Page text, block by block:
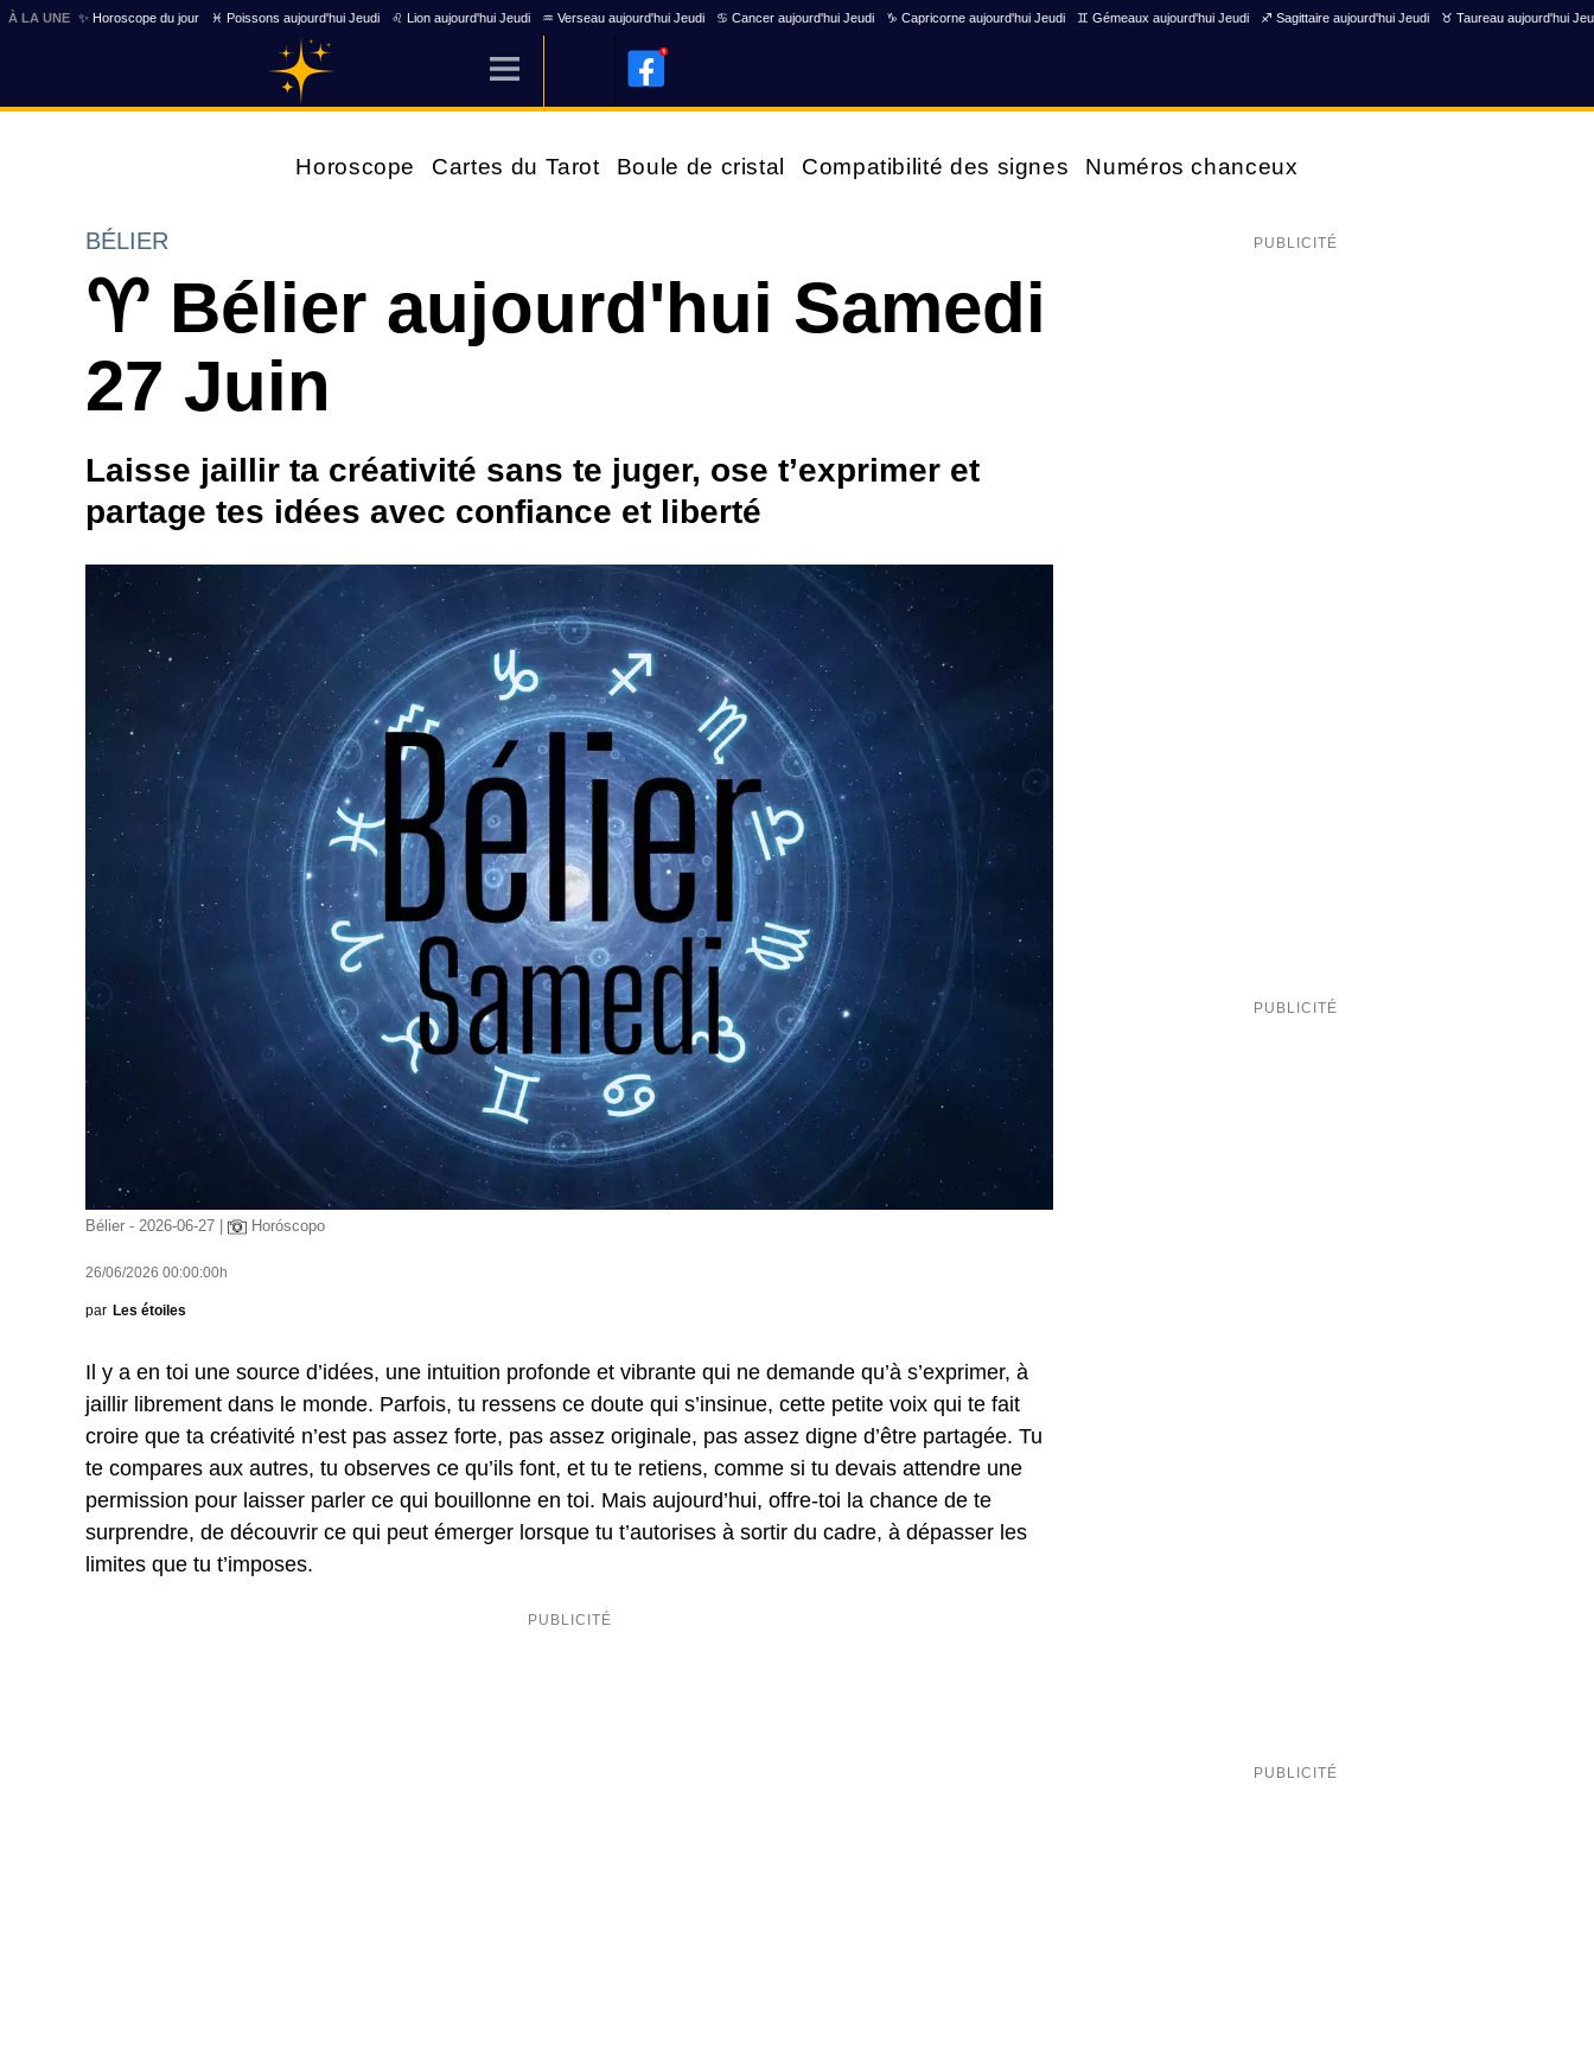
À LA UNE ✨ Horoscope du jour ♓ Poissons aujourd'hui Jeudi ♌ Lion aujourd'hui Jeudi ♒ Verseau aujourd'hui Jeudi ♋ Cancer aujourd'hui Jeudi ♑ Capricorne aujourd'hui Jeudi ♊ Gémeaux aujourd'hui Jeudi ♐ Sagittaire aujourd'hui Jeudi ♉ Taureau aujourd'hui
Horoscope Cartes du Tarot Boule de cristal Compatibilité des signes Numéros chanceux
BÉLIER
♈ Bélier aujourd'hui Samedi
27 Juin
Laisse jaillir ta créativité sans te juger, ose t’exprimer et
partage tes idées avec confiance et liberté
Bélier - 2026-06-27 | Horóscopo
26/06/2026 00:00:00h
par Les étoiles
Il y a en toi une source d’idées, une intuition profonde et vibrante qui ne demande qu’à s’exprimer, à
jaillir librement dans le monde. Parfois, tu ressens ce doute qui s’insinue, cette petite voix qui te fait
croire que ta créativité n’est pas assez forte, pas assez originale, pas assez digne d’être partagée. Tu
te compares aux autres, tu observes ce qu’ils font, et tu te retiens, comme si tu devais attendre une
permission pour laisser parler ce qui bouillonne en toi. Mais aujourd’hui, offre-toi la chance de te
surprendre, de découvrir ce qui peut émerger lorsque tu t’autorises à sortir du cadre, à dépasser les
limites que tu t’imposes.